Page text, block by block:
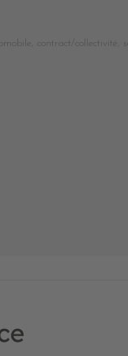
contract/collectivité,